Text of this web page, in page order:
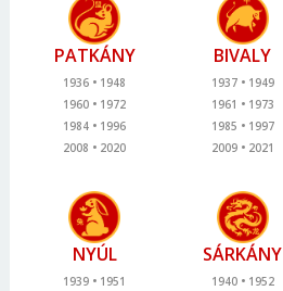
PATKÁNY
1936
1948
1960
1972
1984
1996
2008
2020
BIVALY
1937
1949
1961
1973
1985
1997
2009
2021
NYÚL
1939
1951
SÁRKÁNY
1940
1952